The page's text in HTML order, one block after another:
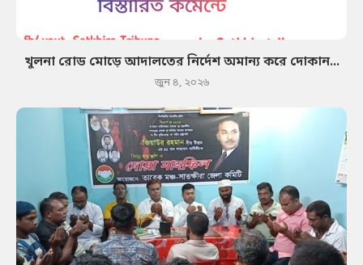
খুলনা রোড মোড়ে আদালতের নির্দেশ অমান্য করে দোকান...
জুন ৪, ২০২৬